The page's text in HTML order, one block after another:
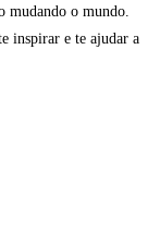
mudando o mundo.
inspirar e te ajudar a